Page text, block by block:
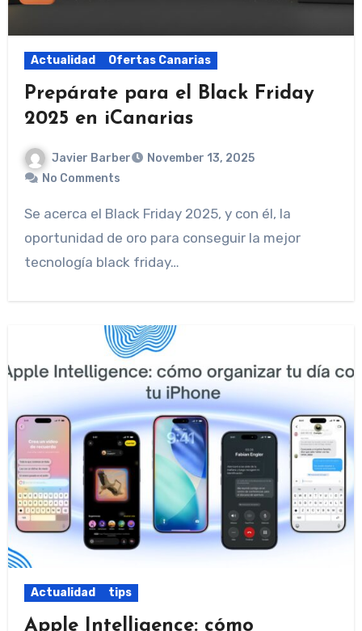
Actualidad Ofertas Canarias
Prepárate para el Black Friday
2025 en iCanarias
Javier Barber
November 13, 2025
No Comments
Se acerca el Black Friday 2025, y con él, la
oportunidad de oro para conseguir la mejor
tecnología black friday…
Actualidad tips
Apple Intelligence: cómo